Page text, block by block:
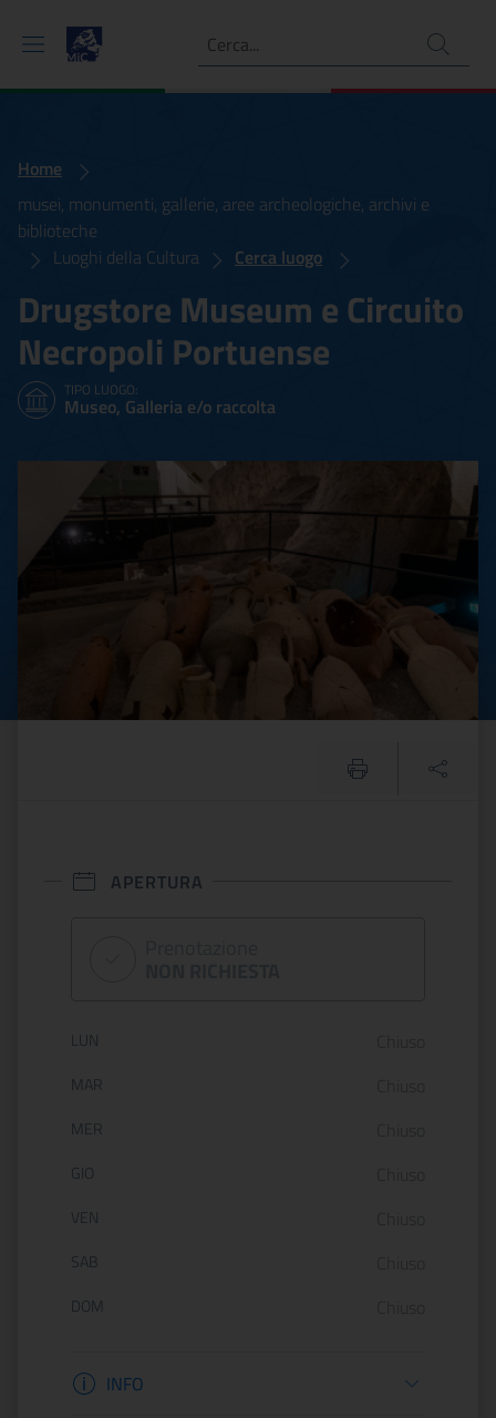
Ricerca
Home
musei, monumenti, gallerie, aree archeologiche, archivi e
biblioteche
Luoghi della Cultura
Cerca luogo
Drugstore Museum e Circuito
Necropoli Portuense
TIPO LUOGO:
Museo, Galleria e/o raccolta
Drugstore Museum e
APERTURA
Orario di apertura:
LUN
MAR
MER
GIO
VEN
SAB
DOM
Informazioni apertura
INFO